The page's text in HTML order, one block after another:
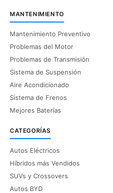
MANTENIMIENTO
Mantenimiento Preventivo
Problemas del Motor
Problemas de Transmisión
Sistema de Suspensión
Aire Acondicionado
Sistema de Frenos
Mejores Baterías
CATEGORÍAS
Autos Eléctricos
Híbridos más Vendidos
SUVs y Crossovers
Autos BYD